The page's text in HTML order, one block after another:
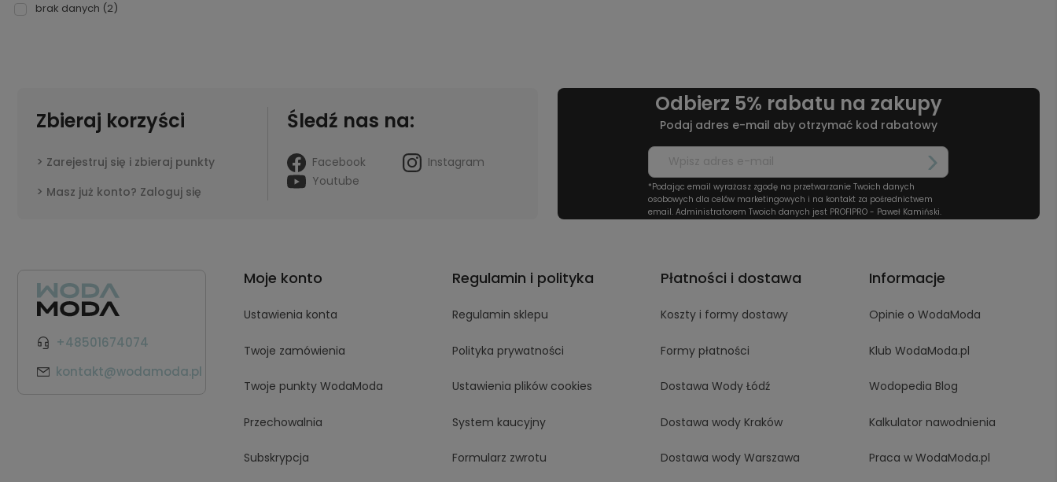
brak danych (2)
Zbieraj korzyści
Zarejestruj się i zbieraj punkty
Masz już konto? Zaloguj się
Śledź nas na:
Facebook
Instagram
Youtube
Odbierz 5% rabatu na zakupy
Podaj adres e-mail aby otrzymać kod rabatowy
*Podając email wyrażasz zgodę na przetwarzanie Twoich danych
osobowych dla celów marketingowych i na kontakt za pośrednictwem
email. Administratorem Twoich danych jest PROFIPRO - Paweł Kamiński.
+48501674074
kontakt@wodamoda.pl
Moje konto
Ustawienia konta
Twoje zamówienia
Twoje punkty WodaModa
Przechowalnia
Subskrypcja
Regulamin i polityka
Regulamin sklepu
Polityka prywatności
Ustawienia plików cookies
System kaucyjny
Formularz zwrotu
Płatności i dostawa
Koszty i formy dostawy
Formy płatności
Dostawa Wody Łódź
Dostawa wody Kraków
Dostawa wody Warszawa
Informacje
Opinie o WodaModa
Klub WodaModa.pl
Wodopedia Blog
Kalkulator nawodnienia
Praca w WodaModa.pl